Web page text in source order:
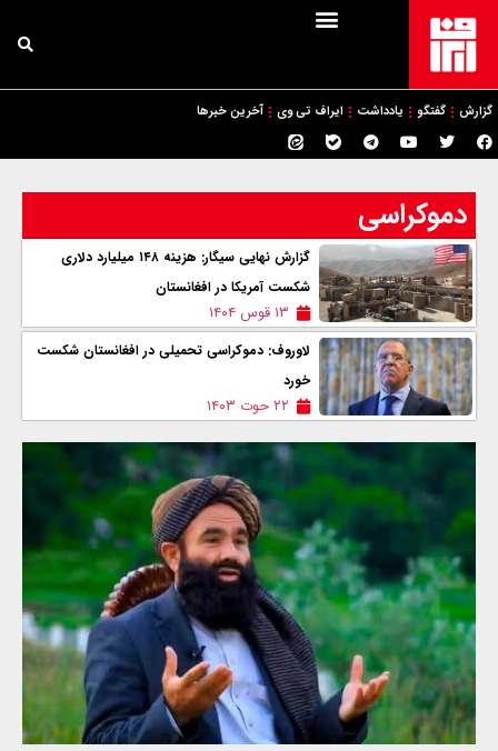
گزارش گفتگو یادداشت ایراف تی وی آخرین خبرها
دموکراسی
گزارش نهایی سیگار: هزینه ۱۴۸ میلیارد دلاری
شکست آمریکا در افغانستان
۱۳ قوس ۱۴۰۴
لاوروف: دموکراسی تحمیلی در افغانستان شکست
خورد
۲۲ حوت ۱۴۰۳